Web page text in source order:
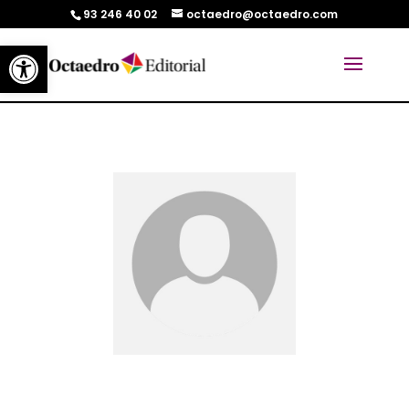
Abrir barra de herramientas
93 246 40 02 octaedro@octaedro.com